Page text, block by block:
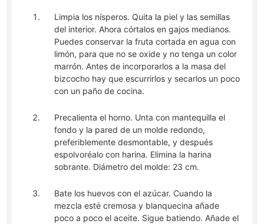
Limpia los nísperos. Quita la piel y las semillas
del interior. Ahora córtalos en gajos medianos.
Puedes conservar la fruta cortada en agua con
limón, para que no se oxide y no tenga un color
marrón. Antes de incorporarlos a la masa del
bizcocho hay que escurrirlos y secarlos un poco
con un paño de cocina.
Precalienta el horno. Unta con mantequilla el
fondo y la pared de un molde redondo,
preferiblemente desmontable, y después
espolvoréalo con harina. Elimina la harina
sobrante. Diámetro del molde: 23 cm.
Bate los huevos con el azúcar. Cuando la
mezcla esté cremosa y blanquecina añade
poco a poco el aceite. Sigue batiendo. Añade el